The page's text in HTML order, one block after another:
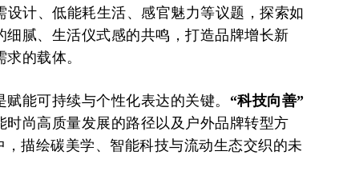
设计、低能耗生活、感官魅力等议题，探索如
腻、生活仪式感的共鸣，打造品牌增长新
的载体。
能可持续与个性化表达的关键。 “科技向善”
尚高质量发展的路径以及户外品牌转型方
描绘碳美学、智能科技与流动生态交织的未